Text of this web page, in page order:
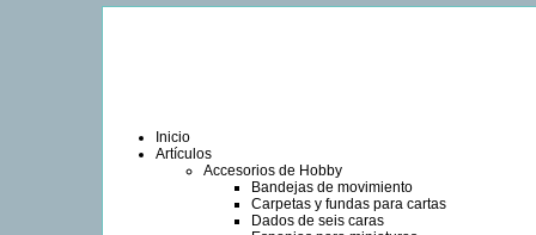
Inicio
Artículos
Accesorios de Hobby
Bandejas de movimiento
Carpetas y fundas para cartas
Dados de seis caras